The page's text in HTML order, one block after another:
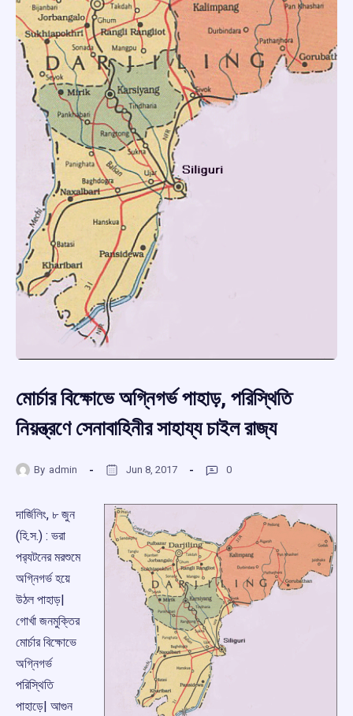
মোর্চার বিক্ষোভে অগ্নিগর্ভ পাহাড়, পরিস্থিতি
নিয়ন্ত্রণে সেনাবাহিনীর সাহায্য চাইল রাজ্য
By admin Jun 8, 2017 0
দার্জিলিং, ৮ জুন
(হি.স.) : ভরা
পর‌্যটনের মরশুমে
অগ্নিগর্ভ হয়ে
উঠল পাহাড়|
গোর্খা জনমুক্তির
মোর্চার বিক্ষোভে
অগ্নিগর্ভ
পরিস্থিতি
পাহাড়ে| আগুন